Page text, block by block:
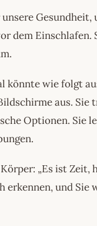
Gesundheit,
dem
könnte wie folgt
aus. Sie
Optionen. Sie
„Es ist
erkennen, und Sie